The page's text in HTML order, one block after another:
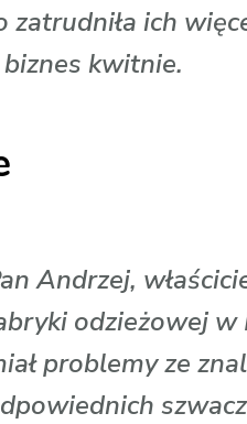
ich
kwitnie.
Andrzej,
odzieżowej w
problemy ze